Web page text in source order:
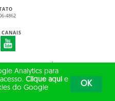
4862
CANAIS
DO ESTADO DO CEARÁ
RESERVADOS
Analytics para
Clique aqui e
do Google
OK